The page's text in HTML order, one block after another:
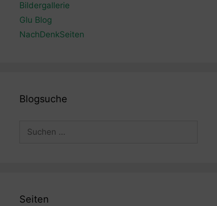
Bildergallerie
Glu Blog
NachDenkSeiten
Blogsuche
Seiten